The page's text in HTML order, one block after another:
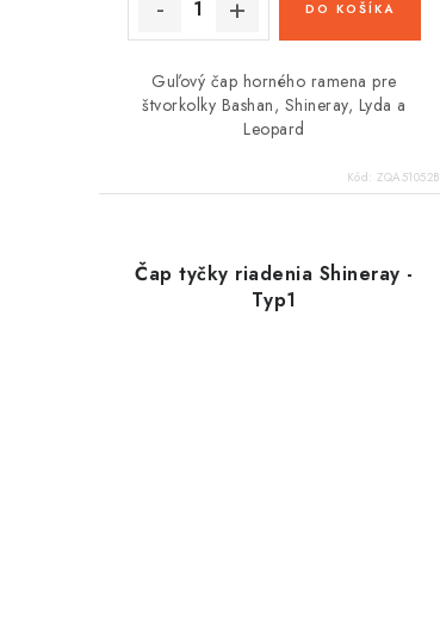
DO KOŠÍKA
Guľový čap horného ramena pre
štvorkolky Bashan, Shineray, Lyda a
Leopard
Kód: ZQA51052B
Čap tyčky riadenia Shineray -
Typ1